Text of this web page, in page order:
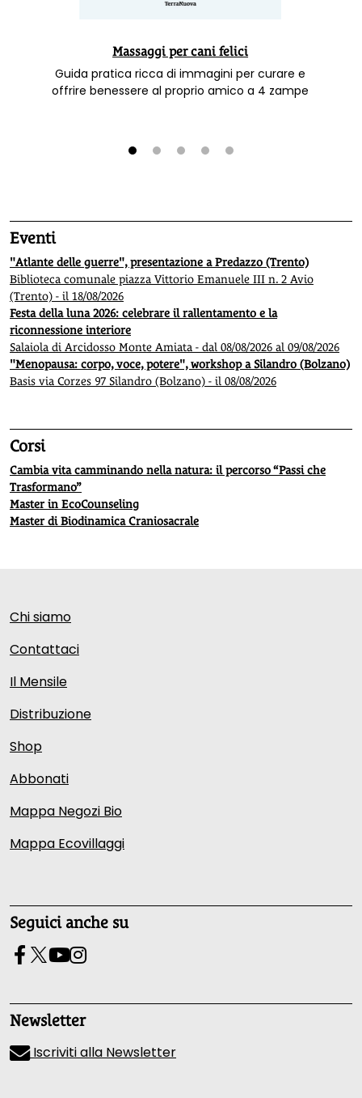
Massaggi per cani felici
Guida pratica ricca di immagini per curare e
offrire benessere al proprio amico a 4 zampe
Eventi
"Atlante delle guerre", presentazione a Predazzo (Trento)
Biblioteca comunale piazza Vittorio Emanuele III n. 2 Avio
(Trento) - il 18/08/2026
Festa della luna 2026: celebrare il rallentamento e la
riconnessione interiore
Salaiola di Arcidosso Monte Amiata - dal 08/08/2026 al 09/08/2026
"Menopausa: corpo, voce, potere", workshop a Silandro (Bolzano)
Basis via Corzes 97 Silandro (Bolzano) - il 08/08/2026
Corsi
Cambia vita camminando nella natura: il percorso “Passi che
Trasformano”
Master in EcoCounseling
Master di Biodinamica Craniosacrale
Chi siamo
Contattaci
Il Mensile
Distribuzione
Shop
Abbonati
Mappa Negozi Bio
Mappa Ecovillaggi
Seguici anche su
Newsletter
Iscriviti alla Newsletter